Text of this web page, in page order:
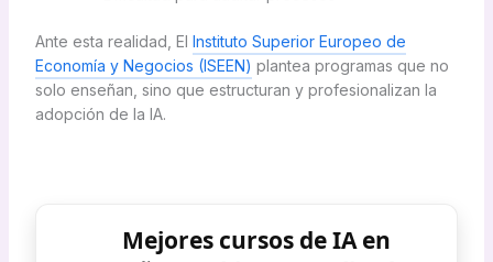
Ante esta realidad, El Instituto Superior Europeo de
Economía y Negocios (ISEEN) plantea programas que no
solo enseñan, sino que estructuran y profesionalizan la
adopción de la IA.
Mejores cursos de IA en